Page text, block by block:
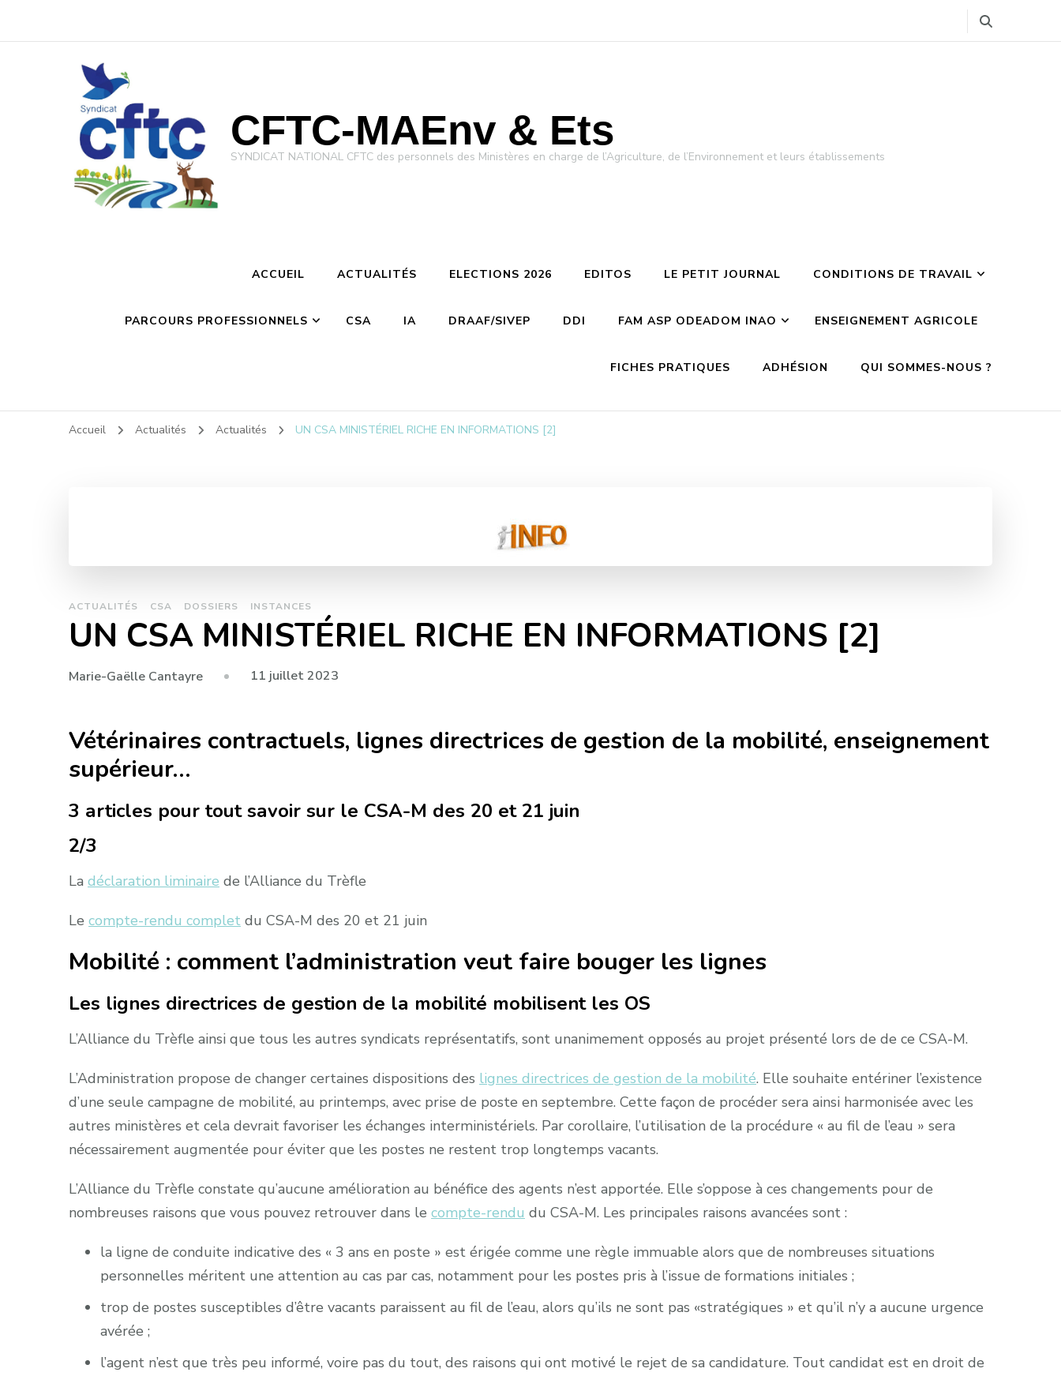
CFTC-MAEnv & Ets
SYNDICAT NATIONAL CFTC des personnels des Ministères en charge de l’Agriculture, de l’Environnement et leurs établissements
ACCUEIL ACTUALITÉS ELECTIONS 2026 EDITOS LE PETIT JOURNAL CONDITIONS DE TRAVAIL
PARCOURS PROFESSIONNELS CSA IA DRAAF/SIVEP DDI FAM ASP ODEADOM INAO ENSEIGNEMENT AGRICOLE
FICHES PRATIQUES ADHÉSION QUI SOMMES-NOUS ?
Accueil Actualités Actualités UN CSA MINISTÉRIEL RICHE EN INFORMATIONS [2]
ACTUALITÉS CSA DOSSIERS INSTANCES
UN CSA MINISTÉRIEL RICHE EN INFORMATIONS [2]
Marie-Gaëlle Cantayre 11 juillet 2023
Vétérinaires contractuels, lignes directrices de gestion de la mobilité, enseignement
supérieur…
3 articles pour tout savoir sur le CSA-M des 20 et 21 juin
2/3
La déclaration liminaire de l’Alliance du Trèfle
Le compte-rendu complet du CSA-M des 20 et 21 juin
Mobilité : comment l’administration veut faire bouger les lignes
Les lignes directrices de gestion de la mobilité mobilisent les OS
L’Alliance du Trèfle ainsi que tous les autres syndicats représentatifs, sont unanimement opposés au projet présenté lors de de ce CSA-M.
L’Administration propose de changer certaines dispositions des lignes directrices de gestion de la mobilité. Elle souhaite entériner l’existence
d’une seule campagne de mobilité, au printemps, avec prise de poste en septembre. Cette façon de procéder sera ainsi harmonisée avec les
autres ministères et cela devrait favoriser les échanges interministériels. Par corollaire, l’utilisation de la procédure « au fil de l’eau » sera
nécessairement augmentée pour éviter que les postes ne restent trop longtemps vacants.
L’Alliance du Trèfle constate qu’aucune amélioration au bénéfice des agents n’est apportée. Elle s’oppose à ces changements pour de
nombreuses raisons que vous pouvez retrouver dans le compte-rendu du CSA-M. Les principales raisons avancées sont :
la ligne de conduite indicative des « 3 ans en poste » est érigée comme une règle immuable alors que de nombreuses situations
personnelles méritent une attention au cas par cas, notamment pour les postes pris à l’issue de formations initiales ;
trop de postes susceptibles d’être vacants paraissent au fil de l’eau, alors qu’ils ne sont pas «stratégiques » et qu’il n’y a aucune urgence
avérée ;
l’agent n’est que très peu informé, voire pas du tout, des raisons qui ont motivé le rejet de sa candidature. Tout candidat est en droit de